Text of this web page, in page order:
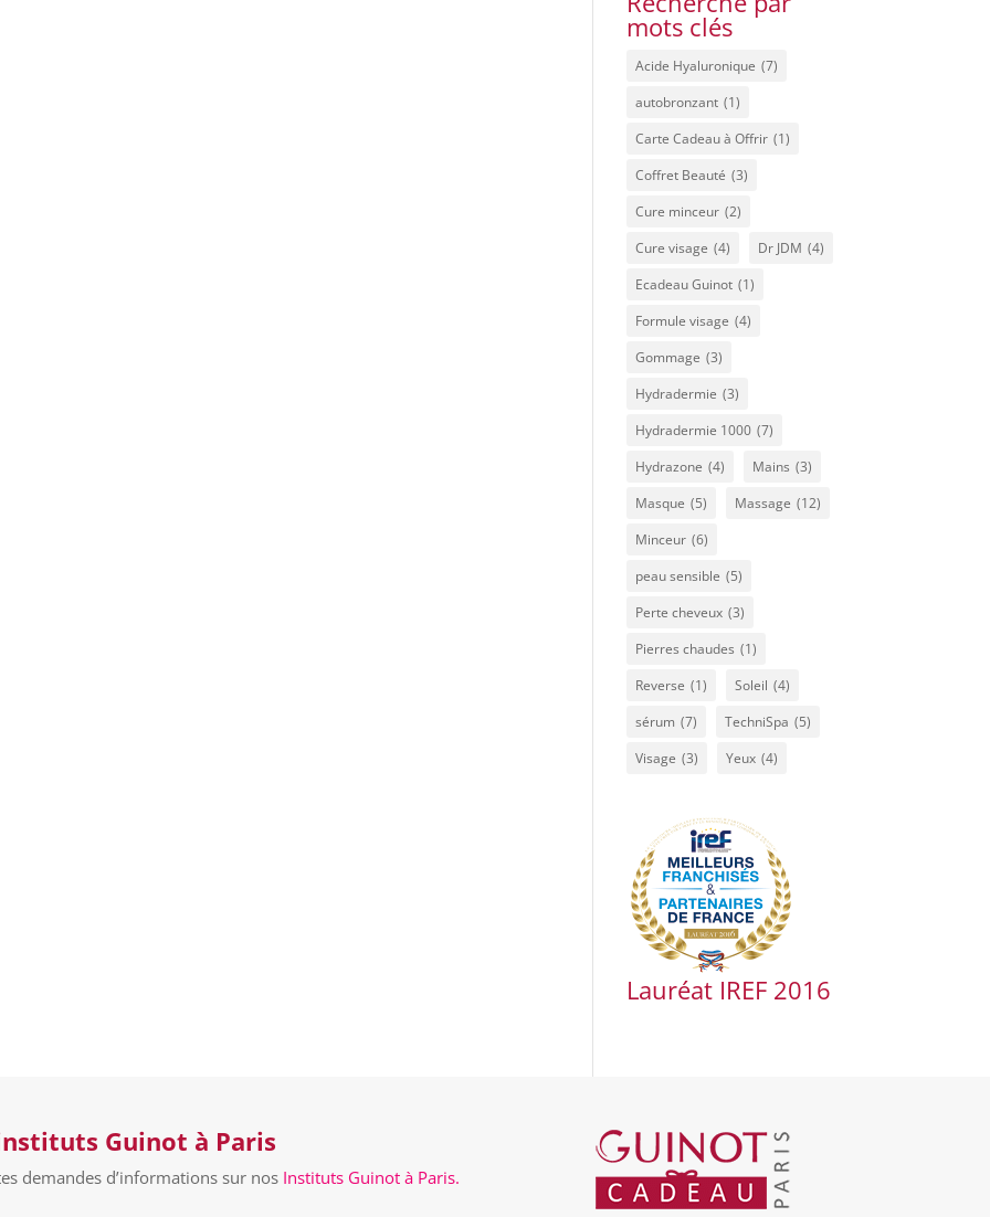
199,00€.
mots clés
Acide Hyaluronique (7)
autobronzant (1)
Carte Cadeau à Offrir (1)
Coffret Beauté (3)
Cure minceur (2)
Cure visage (4) Dr JDM (4)
Ecadeau Guinot (1)
Formule visage (4)
Gommage (3)
Hydradermie (3)
Hydradermie 1000 (7)
Hydrazone (4) Mains (3)
Masque (5) Massage (12)
Minceur (6)
peau sensible (5)
Perte cheveux (3)
Pierres chaudes (1)
Reverse (1) Soleil (4)
sérum (7) TechniSpa (5)
Visage (3) Yeux (4)
Lauréat IREF 2016
Guinot à Paris
demandes d’informations sur nos Instituts Guinot à Paris.